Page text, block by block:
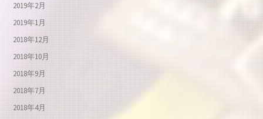
2019年2月
2019年1月
2018年12月
2018年10月
2018年9月
2018年7月
2018年4月